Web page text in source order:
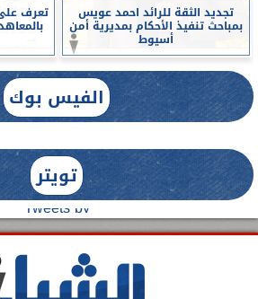
تجديد الثقة للرائد احمد عويس
بمباحث تنفيذ الأحكام بمديرية أمن
أسيوط
تعرف
الفيس بوك
تويتر
Tweets by